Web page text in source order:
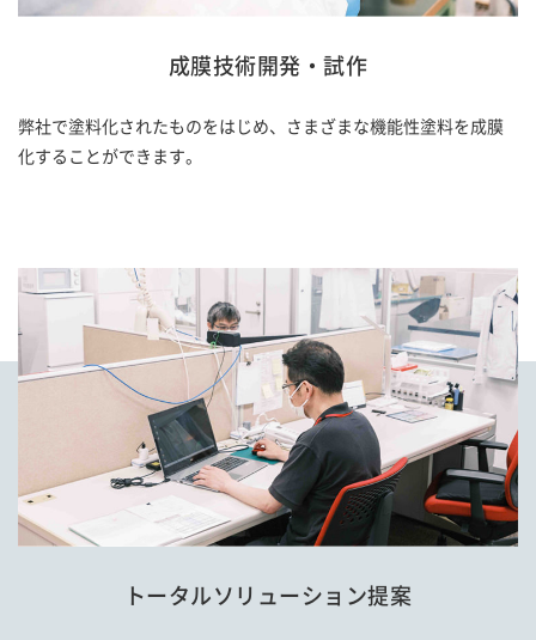
成膜技術開発・試作
弊社で塗料化されたものをはじめ、さまざまな機能性塗料を成膜
化することができます。
トータルソリューション提案